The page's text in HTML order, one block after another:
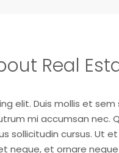
Real
elit. Duis mollis et sem
mi accumsan nec.
sollicitudin cursus. Ut
neque, et ornare